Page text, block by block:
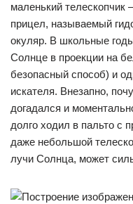
маленький телескопчик
прицел, называемый
окуляр. В школьные
Солнце в проекции на
безопасный способ) и
искателя. Внезапно,
догадался и
долго ходил в пальто с
даже небольшой
лучи Солнца, может